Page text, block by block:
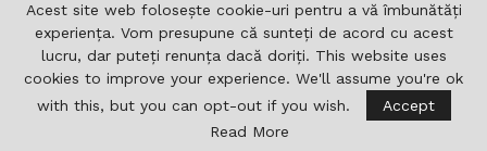
Academia Română
(127)
Afaceri
(1)
(2)
(4)
Acest site web folosește cookie-uri pentru a vă îmbunătăți
experiența. Vom presupune că sunteți de acord cu acest
lucru, dar puteți renunța dacă doriți. This website uses
cookies to improve your experience. We'll assume you're ok
with this, but you can opt-out if you wish.
Accept
Read More